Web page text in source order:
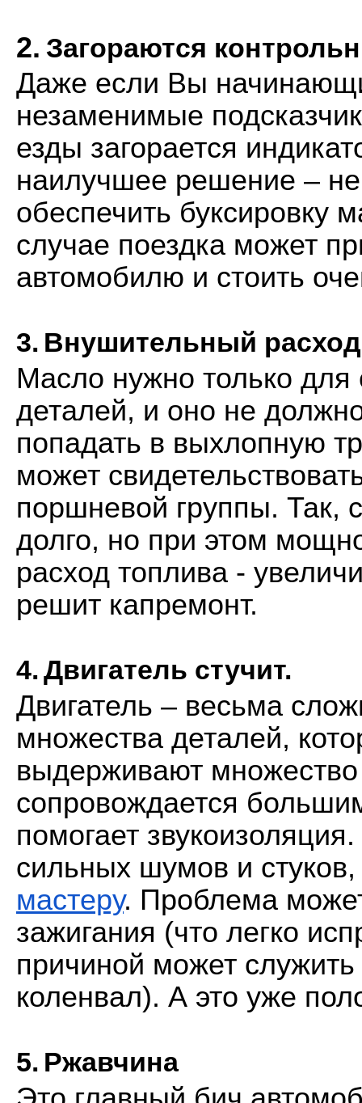
2. Загораются
Даже если Вы
незаменимые
езды загорается
наилучшее решение –
обеспечить буксировку
случае поездка может
автомобилю и стоить
3. Внушительный
Масло нужно только для
деталей, и оно не
попадать в выхлопную
может
поршневой группы. Так,
долго, но при этом
расход топлива -
решит капремонт.
4.Двигатель стучит.
Двигатель – весьма
множества деталей,
выдерживают множество
сопровождается
помогает
мастеру. Проблема
зажигания (что легко
причиной может служить
коленвал). А это уже
5. Ржавчина